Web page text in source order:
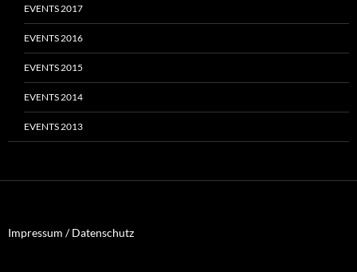
EVENTS 2017
EVENTS 2016
EVENTS 2015
EVENTS 2014
EVENTS 2013
Impressum / Datenschutz